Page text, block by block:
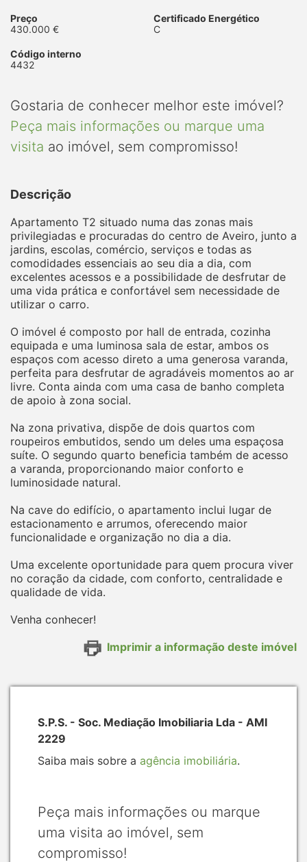
Preço
430.000 €
Certificado Energético
C
Código interno
4432
Gostaria de conhecer melhor este imóvel?
Peça mais informações ou marque uma
visita ao imóvel, sem compromisso!
Descrição
Apartamento T2 situado numa das zonas mais
privilegiadas e procuradas do centro de Aveiro, junto a
jardins, escolas, comércio, serviços e todas as
comodidades essenciais ao seu dia a dia, com
excelentes acessos e a possibilidade de desfrutar de
uma vida prática e confortável sem necessidade de
utilizar o carro.
O imóvel é composto por hall de entrada, cozinha
equipada e uma luminosa sala de estar, ambos os
espaços com acesso direto a uma generosa varanda,
perfeita para desfrutar de agradáveis momentos ao ar
livre. Conta ainda com uma casa de banho completa
de apoio à zona social.
Na zona privativa, dispõe de dois quartos com
roupeiros embutidos, sendo um deles uma espaçosa
suíte. O segundo quarto beneficia também de acesso
a varanda, proporcionando maior conforto e
luminosidade natural.
Na cave do edifício, o apartamento inclui lugar de
estacionamento e arrumos, oferecendo maior
funcionalidade e organização no dia a dia.
Uma excelente oportunidade para quem procura viver
no coração da cidade, com conforto, centralidade e
qualidade de vida.
Venha conhecer!
Imprimir a informação deste imóvel
S.P.S. - Soc. Mediação Imobiliaria Lda - AMI
2229
Saiba mais sobre a agência imobiliária.
Peça mais informações ou marque
uma visita ao imóvel, sem
compromisso!